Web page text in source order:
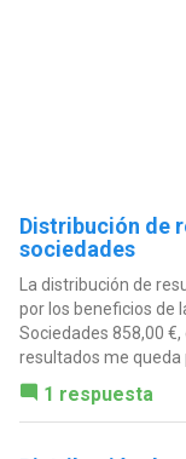
Distribución de
sociedades
La distribución de
por los beneficios de
Sociedades 858,00
resultados me queda
1 respuesta